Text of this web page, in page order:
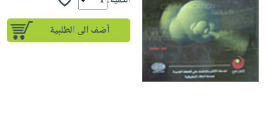
Ai
إختيارات
كتب
أكاديمية
صندوق
حدود
أسئلة
يتكرر
طرحها
أسئلة
يتكرر
طرحها
تحميل
masmu3
المواضيع
الأكثر
مبيعاً
وسائل
تعليمية
تعليمية
الصحة
والعناية
الشخصية
أضف الى الطلبية